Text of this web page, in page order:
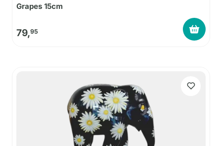
Grapes 15cm
79,95